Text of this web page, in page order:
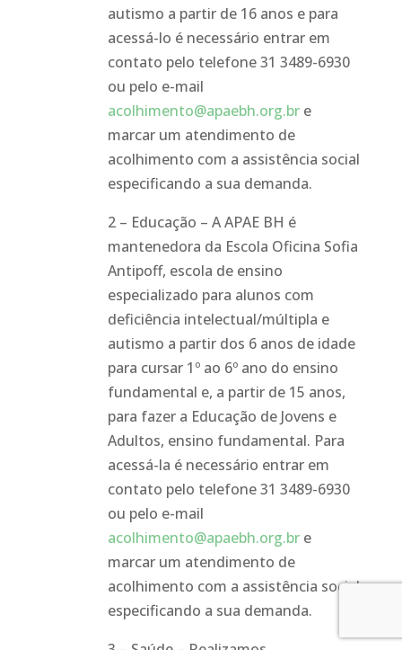
autismo a partir de 16 anos e para
acessá-lo é necessário entrar em
contato pelo telefone 31 3489-6930
ou pelo e-mail
acolhimento@apaebh.org.bre
marcar um atendimento de
acolhimento com a assistência social
especificando a sua demanda.
2 – Educação – A APAE BH é
mantenedora da Escola Oficina Sofia
Antipoff, escola de ensino
especializado para alunos com
deficiência intelectual/múltipla e
autismo a partir dos 6 anos de idade
para cursar 1º ao 6º ano do ensino
fundamental e, a partir de 15 anos,
para fazer a Educação de Jovens e
Adultos, ensino fundamental. Para
acessá-la é necessário entrar em
contato pelo telefone 31 3489-6930
ou pelo e-mail
acolhimento@apaebh.org.bre
marcar um atendimento de
acolhimento com a assistência social
especificando a sua demanda.